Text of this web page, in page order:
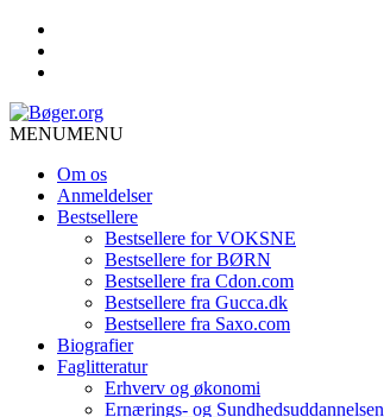
MENUMENU
Om os
Anmeldelser
Bestsellere
Bestsellere for VOKSNE
Bestsellere for BØRN
Bestsellere fra Cdon.com
Bestsellere fra Gucca.dk
Bestsellere fra Saxo.com
Biografier
Faglitteratur
Erhverv og økonomi
Ernærings- og Sundhedsuddannelsen